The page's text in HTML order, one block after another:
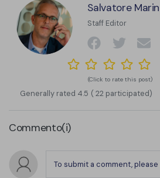
Salvatore Marin
Staff Editor
(Click to rate this post)
Generally rated 4.5 ( 22 participated)
Commento(i)
To submit a comment, please